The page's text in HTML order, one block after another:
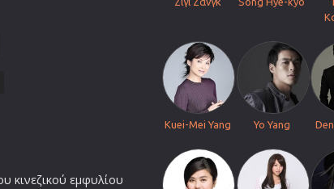
κινεζικού εμφυλίου
Kuei-Mei Yang Yo Yang